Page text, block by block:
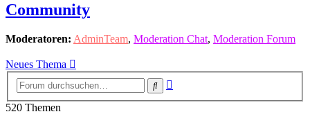
Community
Moderatoren: AdminTeam, Moderation Chat, Moderation Forum
Neues Thema
Suche
520 Themen